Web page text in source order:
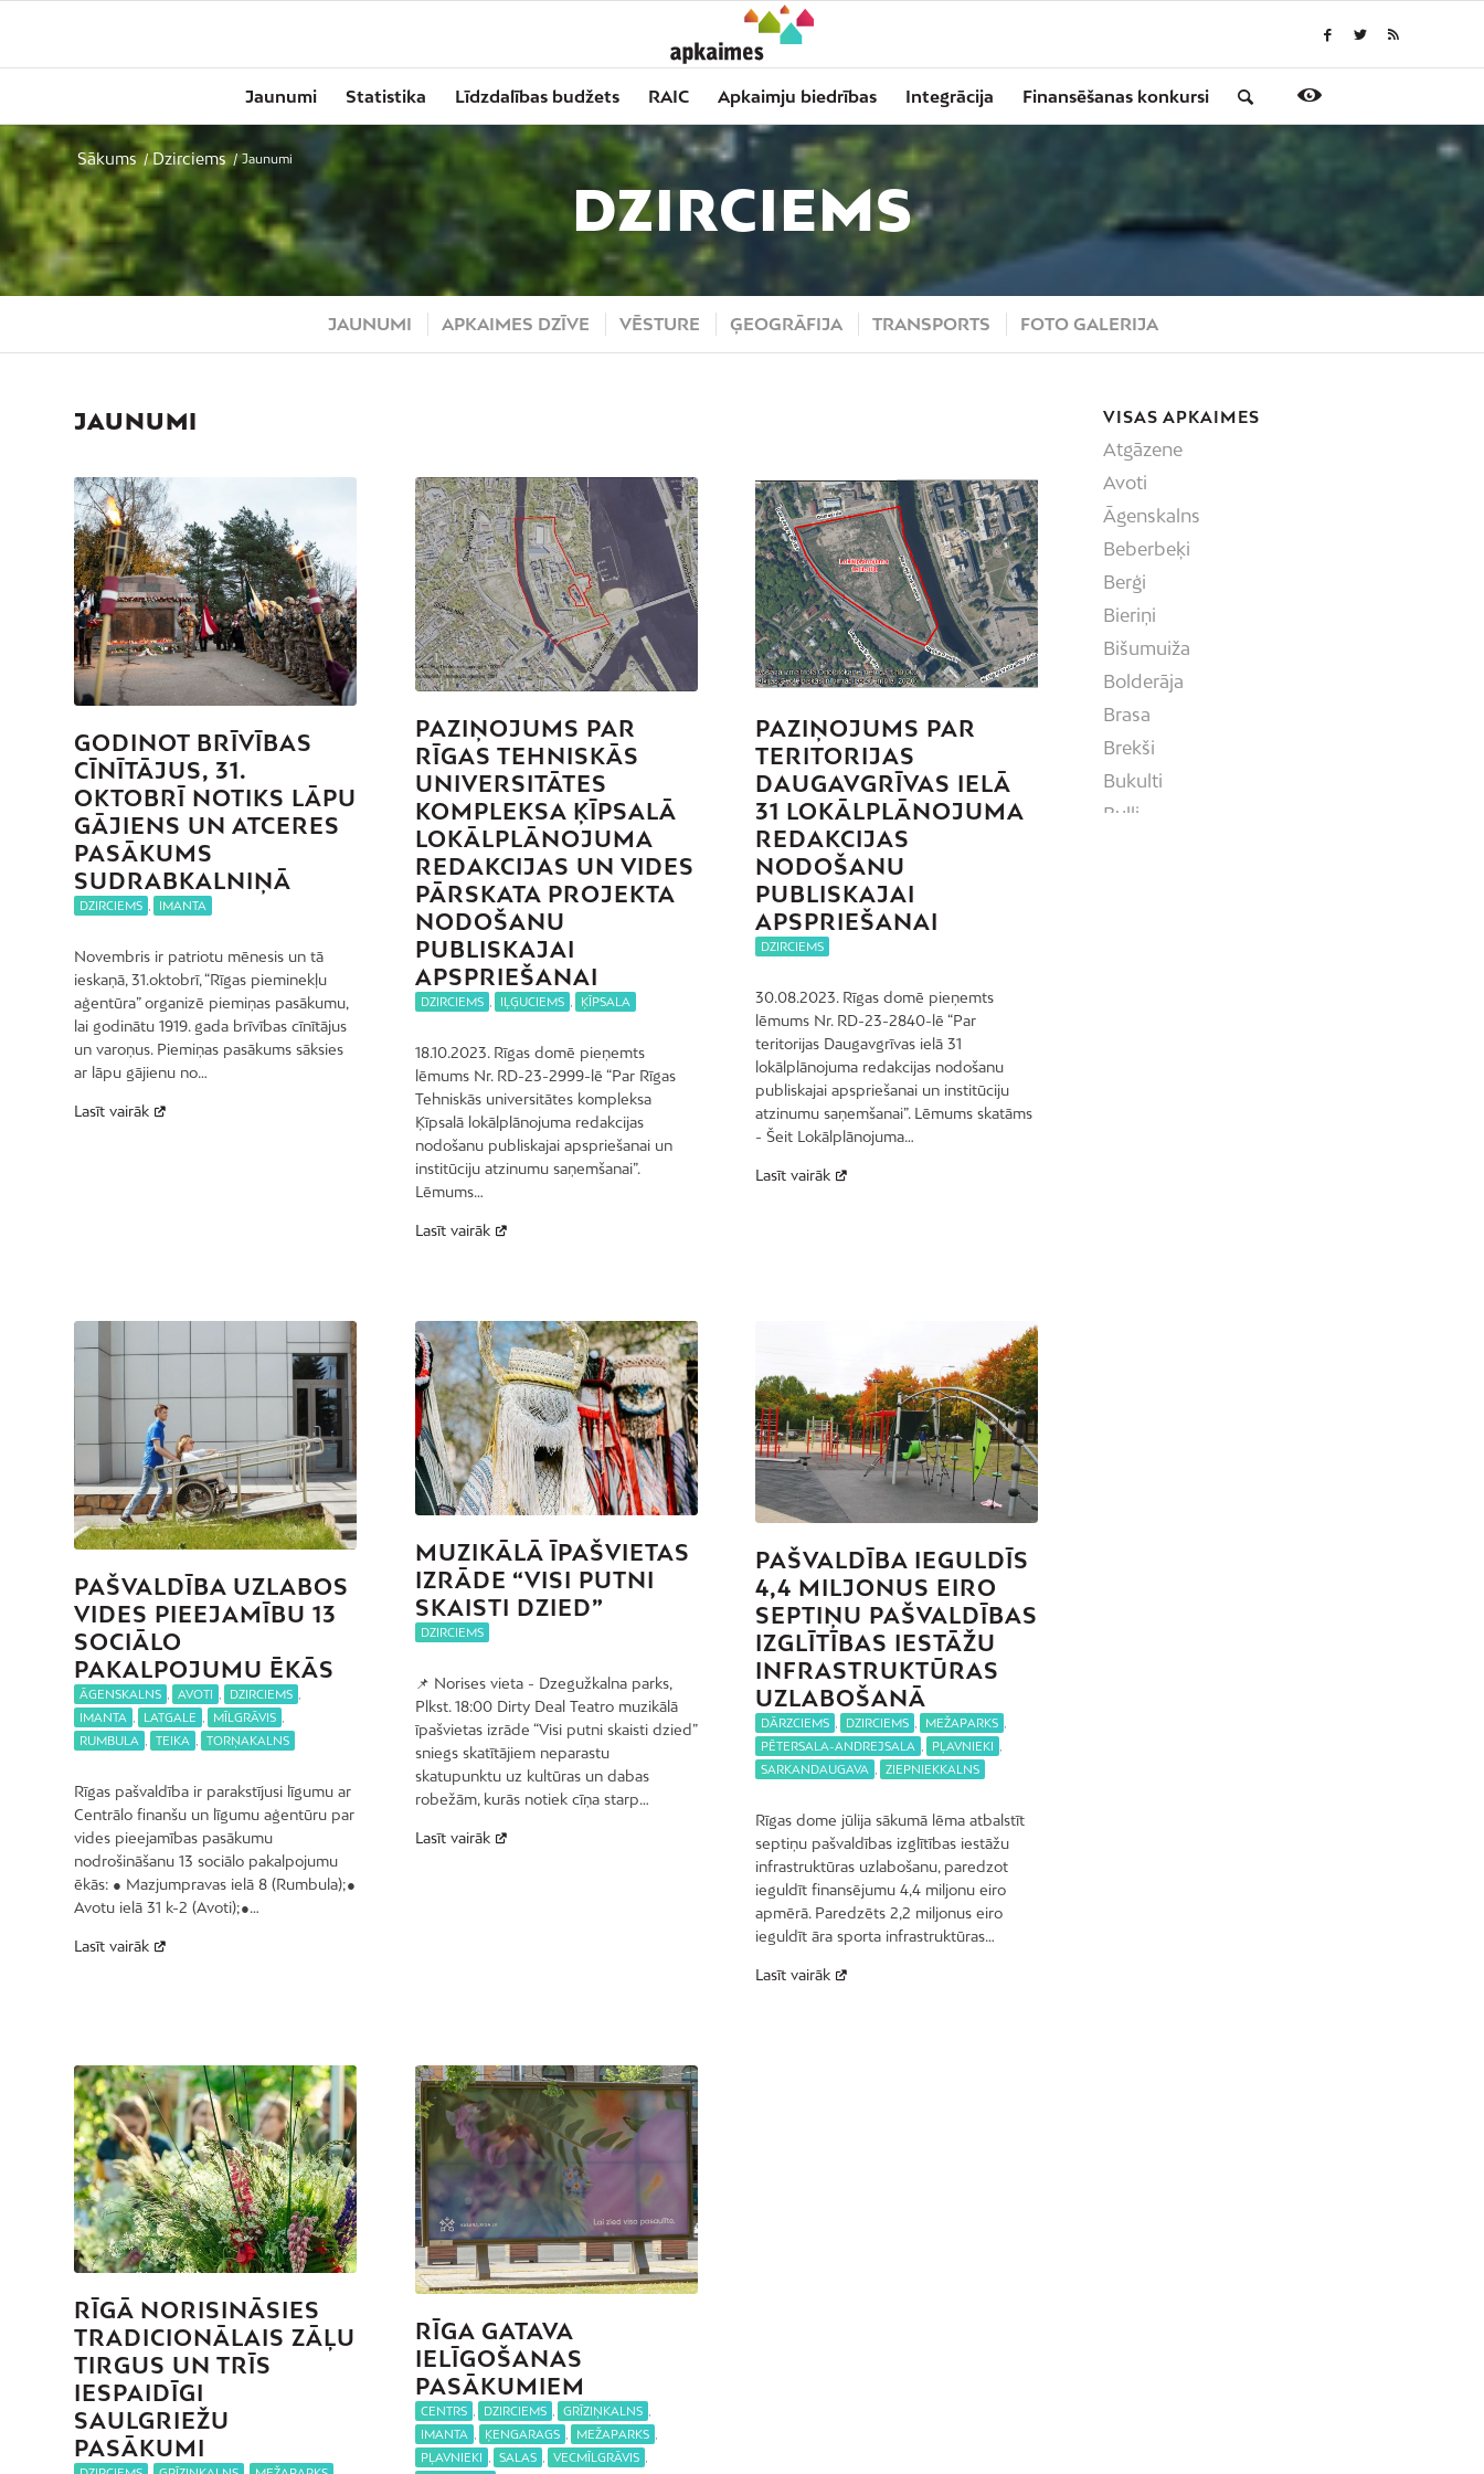
Jaunumi Statistika Līdzdalības budžets RAIC Apkaimju biedrības Integrācija Finansēšanas konkursi
Sākums / Dzirciems / Jaunumi
DZIRCIEMS
JAUNUMI APKAIMES DZĪVE VĒSTURE ĢEOGRĀFIJA TRANSPORTS FOTO GALERIJA
JAUNUMI
GODINOT BRĪVĪBAS
CĪNĪTĀJUS, 31.
OKTOBRĪ NOTIKS LĀPU
GĀJIENS UN ATCERES
PASĀKUMS
SUDRABKALNIŅĀ
DZIRCIEMS IMANTA
Novembris ir patriotu mēnesis un tā
ieskaņā, 31.oktobrī, “Rīgas pieminekļu
aģentūra” organizē piemiņas pasākumu,
lai godinātu 1919. gada brīvības cīnītājus
un varoņus. Piemiņas pasākums sāksies
ar lāpu gājienu no…
Lasīt vairāk
PAZIŅOJUMS PAR
RĪGAS TEHNISKĀS
UNIVERSITĀTES
KOMPLEKSA ĶĪPSALĀ
LOKĀLPLĀNOJUMA
REDAKCIJAS UN VIDES
PĀRSKATA PROJEKTA
NODOŠANU
PUBLISKAJAI
APSPRIEŠANAI
DZIRCIEMS IĻĢUCIEMS ĶĪPSALA
18.10.2023. Rīgas domē pieņemts
lēmums Nr. RD-23-2999-lē “Par Rīgas
Tehniskās universitātes kompleksa
Ķīpsalā lokālplānojuma redakcijas
nodošanu publiskajai apspriešanai un
institūciju atzinumu saņemšanai”.
Lēmums…
Lasīt vairāk
PAZIŅOJUMS PAR
TERITORIJAS
DAUGAVGRĪVAS IELĀ
31 LOKĀLPLĀNOJUMA
REDAKCIJAS
NODOŠANU
PUBLISKAJAI
APSPRIEŠANAI
DZIRCIEMS
30.08.2023. Rīgas domē pieņemts
lēmums Nr. RD-23-2840-lē “Par
teritorijas Daugavgrīvas ielā 31
lokālplānojuma redakcijas nodošanu
publiskajai apspriešanai un institūciju
atzinumu saņemšanai”. Lēmums skatāms
- Šeit Lokālplānojuma…
Lasīt vairāk
PAŠVALDĪBA UZLABOS
VIDES PIEEJAMĪBU 13
SOCIĀLO
PAKALPOJUMU ĒKĀS
ĀGENSKALNS AVOTI DZIRCIEMS
IMANTA
LATGALE MĪLGRĀVIS
RUMBULA
TEIKA TORŅAKALNS
Rīgas pašvaldība ir parakstījusi līgumu ar
Centrālo finanšu un līgumu aģentūru par
vides pieejamības pasākumu
nodrošināšanu 13 sociālo pakalpojumu
ēkās: ● Mazjumpravas ielā 8 (Rumbula);●
Avotu ielā 31 k-2 (Avoti);●…
Lasīt vairāk
MUZIKĀLĀ ĪPAŠVIETAS
IZRĀDE “VISI PUTNI
SKAISTI DZIED”
DZIRCIEMS
📌 Norises vieta - Dzegužkalna parks,
Plkst. 18:00 Dirty Deal Teatro muzikālā
īpašvietas izrāde “Visi putni skaisti dzied”
sniegs skatītājiem neparastu
skatupunktu uz kultūras un dabas
robežām, kurās notiek cīņa starp…
Lasīt vairāk
PAŠVALDĪBA IEGULDĪS
4,4 MILJONUS EIRO
SEPTIŅU PAŠVALDĪBAS
IZGLĪTĪBAS IESTĀŽU
INFRASTRUKTŪRAS
UZLABOŠANĀ
DĀRZCIEMS DZIRCIEMS MEŽAPARKS
PĒTERSALA-ANDREJSALA
PĻAVNIEKI
SARKANDAUGAVA
ZIEPNIEKKALNS
Rīgas dome jūlija sākumā lēma atbalstīt
septiņu pašvaldības izglītības iestāžu
infrastruktūras uzlabošanu, paredzot
ieguldīt finansējumu 4,4 miljonu eiro
apmērā. Paredzēts 2,2 miljonus eiro
ieguldīt āra sporta infrastruktūras…
Lasīt vairāk
RĪGĀ NORISINĀSIES
TRADICIONĀLAIS ZĀĻU
TIRGUS UN TRĪS
IESPAIDĪGI
SAULGRIEŽU
PASĀKUMI
RĪGA GATAVA
IELĪGOŠANAS
PASĀKUMIEM
CENTRS DZIRCIEMS GRĪZIŅKALNS
IMANTA
ĶENGARAGS MEŽAPARKS
PĻAVNIEKI
SALAS VECMĪLGRĀVIS
VISAS APKAIMES
Atgāzene
Avoti
Āgenskalns
Beberbeķi
Berģi
Bieriņi
Bišumuiža
Bolderāja
Brasa
Brekši
Bukulti
Buļļi